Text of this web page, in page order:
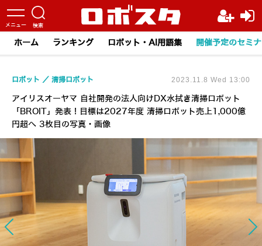
ホーム ランキング ロボット・AI用語集 開催予定のセミ
アイリスオーヤマ 自社開発の法人向けDX水拭き清掃ロボット
「BROIT」発表！目標は2027年度 清掃ロボット売上1,000億
円超へ 3枚目の写真・画像
ロボット 清掃ロボット 2023.11.8 Wed 13:00